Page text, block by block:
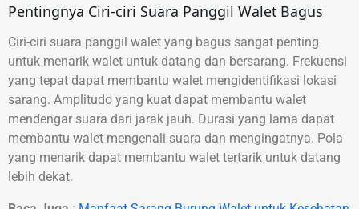
Pentingnya Ciri-ciri Suara Panggil Walet Bagus
Ciri-ciri suara panggil walet yang bagus sangat penting
untuk menarik walet untuk datang dan bersarang. Frekuensi
yang tepat dapat membantu walet mengidentifikasi lokasi
sarang. Amplitudo yang kuat dapat membantu walet
mendengar suara dari jarak jauh. Durasi yang lama dapat
membantu walet mengenali suara dan mengingatnya. Pola
yang menarik dapat membantu walet tertarik untuk datang
lebih dekat.